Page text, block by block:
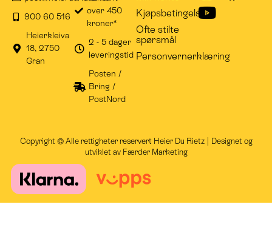
900 60 516
Heierkleiva
18, 2750
Gran
over 450
kroner*
2 - 5 dager
leveringstid
Posten /
Bring /
PostNord
Kjøpsbetingelser
Ofte stilte
spørsmål
Personvernerklæring
Copyright © Alle rettigheter reservert Heier Du Rietz | Designet og
utviklet av Færder Marketing